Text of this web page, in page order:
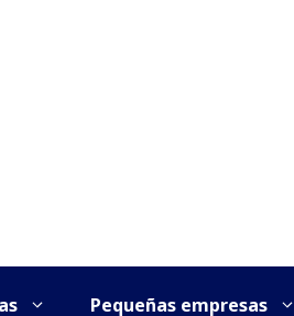
Pequeñas empresas